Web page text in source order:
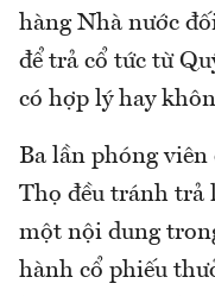
hàng Nhà nước
để trả cổ tức từ
có hợp lý hay
Ba lần phóng viên
Thọ đều tránh trả
một nội dung
hành cổ phiếu